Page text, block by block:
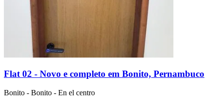
Flat 02 - Novo e completo em Bonito, Pernambuco
Bonito - Bonito - En el centro